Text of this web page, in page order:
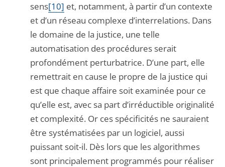
sens[10] et, notamment, à partir d’un contexte
et d’un réseau complexe d’interrelations. Dans
le domaine de la justice, une telle
automatisation des procédures serait
profondément perturbatrice. D’une part, elle
remettrait en cause le propre de la justice qui
est que chaque affaire soit examinée pour ce
qu’elle est, avec sa part d’irréductible originalité
et complexité. Or ces spécificités ne sauraient
être systématisées par un logiciel, aussi
puissant soit-il. Dès lors que les algorithmes
sont principalement programmés pour réaliser